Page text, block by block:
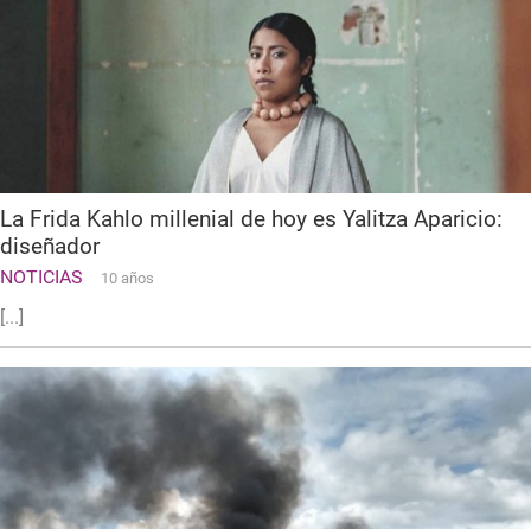
La Frida Kahlo millenial de hoy es Yalitza Aparicio:
diseñador
NOTICIAS 10 años
[...]